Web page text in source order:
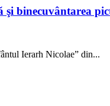
binecuvântarea
Ierarh Nicolae” din...